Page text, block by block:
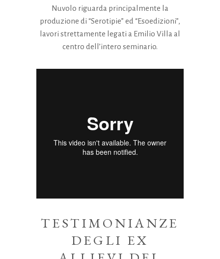
Nuvolo riguarda principalmente la
produzione di “Serotipie” ed “Esoedizioni”,
lavori strettamente legati a Emilio Villa al
centro dell’intero seminario.
TESTIMONIANZE
DEGLI EX